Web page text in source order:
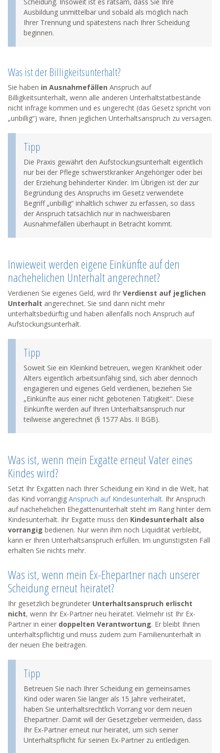
Ausbildung unmittelbar und sobald als möglich nach
Ihrer Trennung und spätestens nach Ihrer Scheidung
beginnen.
Was ist der Billigkeitsunterhalt?
Sie haben in Ausnahmefällen Anspruch auf
Billigkeitsunterhalt, wenn alle anderen Unterhaltstatbestände
nicht infrage kommen und es ungerecht (das Gesetz spricht von
„unbillig“) wäre, Ihnen jeglichen Unterhaltsanspruch zu versagen.
Tipp
Die Praxis gewährt den Aufstockungsunterhalt eigentlich
nur bei der Pflege schwerstkranker Angehöriger oder bei
der Erziehung behinderter Kinder. Im Übrigen ist der zur
Begründung des Anspruchs im Gesetz verwendete
Begriff „unbillig“ inhaltlich schwer zu erfassen, so dass
der Anspruch tatsächlich nur in nachweisbaren
Ausnahmefällen überhaupt in Betracht kommt.
Inwieweit werden eigene Einkünfte auf den
nachehelichen Unterhalt angerechnet?
Verdienen Sie eigenes Geld, wird Ihr Verdienst auf jeglichen
Unterhalt angerechnet. Sie sind dann nicht mehr
unterhaltsbedürftig und haben allenfalls noch Anspruch auf
Aufstockungsunterhalt.
Tipp
Soweit Sie ein Kleinkind betreuen, wegen Krankheit oder
Alters eigentlich arbeitsunfähig sind, sich aber dennoch
engagieren und eigenes Geld verdienen, beziehen Sie
„Einkünfte aus einer nicht gebotenen Tätigkeit“. Diese
Einkünfte werden auf Ihren Unterhaltsanspruch nur
teilweise angerechnet (§ 1577 Abs. II BGB).
Was ist, wenn mein Exgatte erneut Vater eines
Kindes wird?
Setzt Ihr Exgatten nach Ihrer Scheidung ein Kind in die Welt, hat
das Kind vorrangig Anspruch auf Kindesunterhalt. Ihr Anspruch
auf nachehelichen Ehegattenunterhalt steht im Rang hinter dem
Kindesunterhalt. Ihr Exgatte muss den Kindesunterhalt also
vorrangig bedienen. Nur wenn ihm noch Liquidität verbleibt,
kann er Ihren Unterhaltsanspruch erfüllen. Im ungünstigsten Fall
erhalten Sie nichts mehr.
Was ist, wenn mein Ex-Ehepartner nach unserer
Scheidung erneut heiratet?
Ihr gesetzlich begründeter Unterhaltsanspruch erlischt
nicht, wenn Ihr Ex-Partner neu heiratet. Vielmehr ist Ihr Ex-
Partner in einer doppelten Verantwortung. Er bleibt Ihnen
unterhaltspflichtig und muss zudem zum Familienunterhalt in
der neuen Ehe beitragen.
Tipp
Betreuen Sie nach Ihrer Scheidung ein gemeinsames
Kind oder waren Sie länger als 15 Jahre verheiratet,
haben Sie unterhaltsrechtlich Vorrang vor dem neuen
Ehepartner. Damit will der Gesetzgeber vermeiden, dass
Ihr Ex-Partner erneut nur heiratet, um sich seiner
Unterhaltspflicht für seinen Ex-Partner zu entledigen.